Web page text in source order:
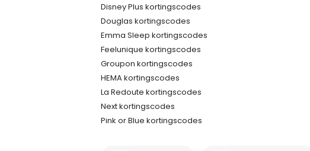
Disney Plus kortingscodes
Douglas kortingscodes
Emma Sleep kortingscodes
Feelunique kortingscodes
Groupon kortingscodes
HEMA kortingscodes
La Redoute kortingscodes
Next kortingscodes
Pink or Blue kortingscodes